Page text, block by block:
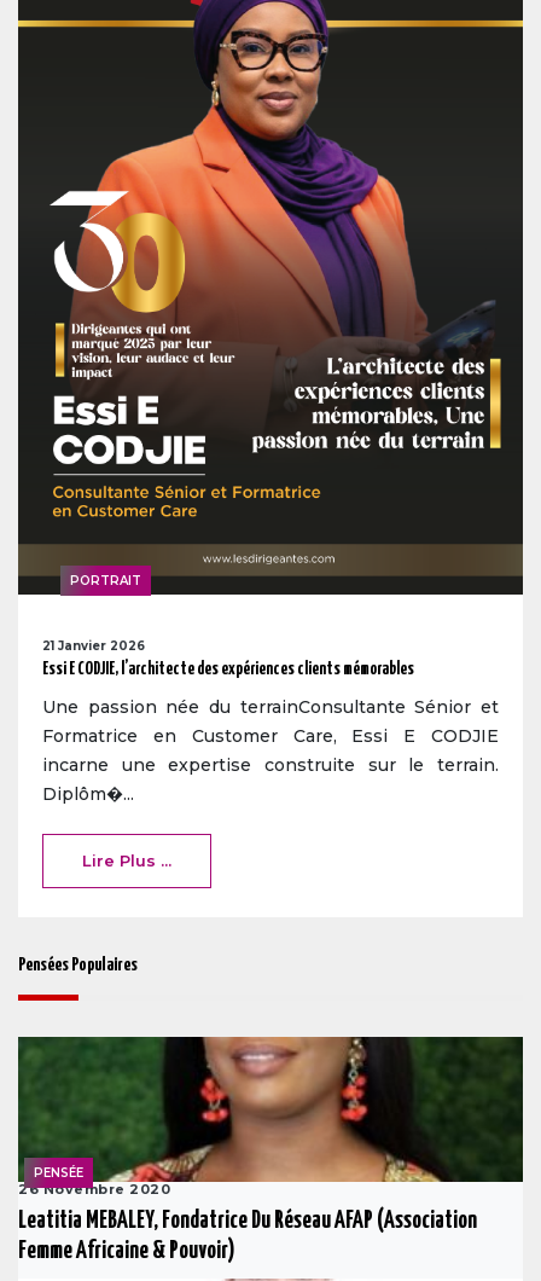
PORTRAIT
21 Janvier 2026
Essi E CODJIE, l’architecte des expériences clients mémorables
Une passion née du terrainConsultante Sénior et
Formatrice en Customer Care, Essi E CODJIE
incarne une expertise construite sur le terrain.
Diplôm�...
Lire Plus ...
Pensées Populaires
PENSÉE
26 Novembre 2020
Leatitia MEBALEY, Fondatrice Du Réseau AFAP (Association
Femme Africaine & Pouvoir)